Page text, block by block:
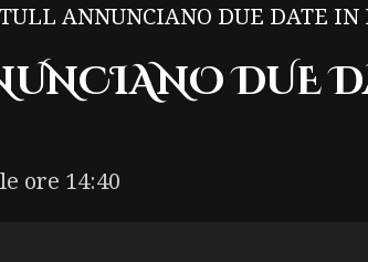
ANNUNCIANO DUE DATE
DUE
ore 14:40